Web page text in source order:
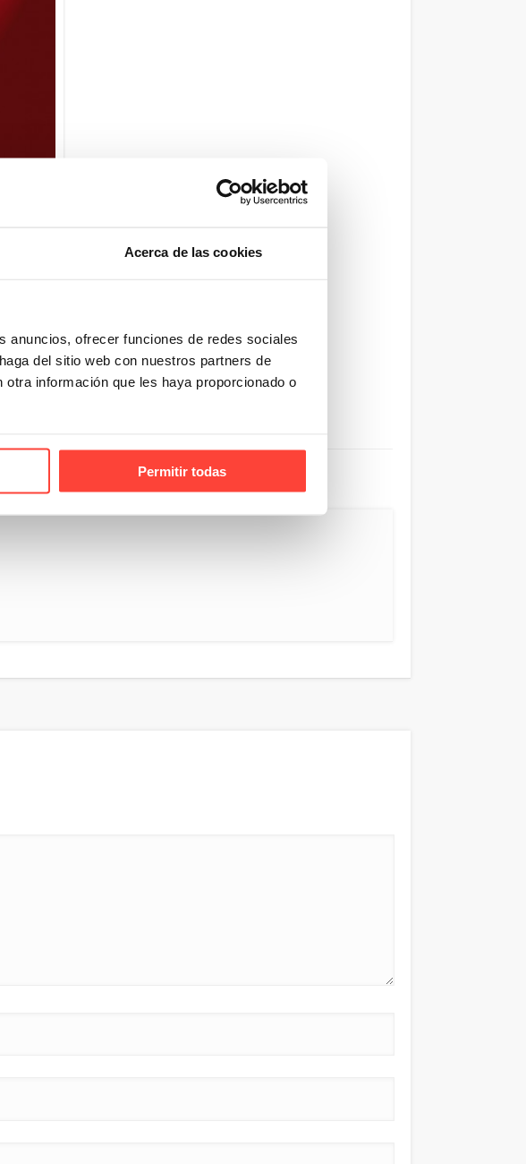
Acerca de las cookies
anuncios, ofrecer funciones de redes sociales
del sitio web con nuestros partners de
información que les haya proporcionado o
Permitir todas
¡Sorpresas que
sienten!